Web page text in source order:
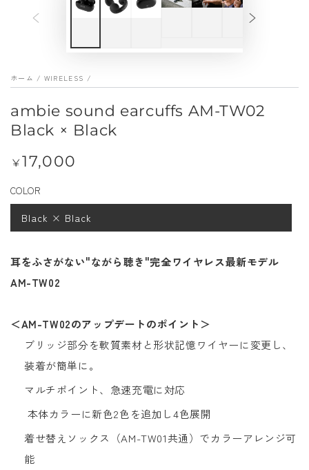
デ
ホーム / WIRELESS /
ambie sound earcuffs AM-TW02
Black × Black
定
¥ 17,000
COLOR
Black × Black
耳をふさがない"ながら聴き"完全ワイヤレス最新モデル
AM-TW02
＜AM-TW02のアップデートのポイント＞
ブリッジ部分を軟質素材と形状記憶ワイヤーに変更し、
装着が簡単に。
マルチポイント、急速充電に対応
本体カラーに新色2色を追加し4色展開
着せ替えソックス（AM-TW01共通）でカラーアレンジ可
能